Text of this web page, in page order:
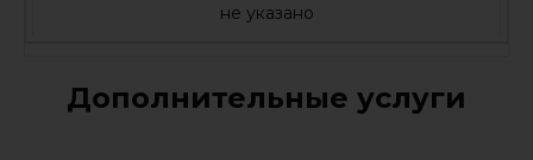
не указано
Дополнительные услуги